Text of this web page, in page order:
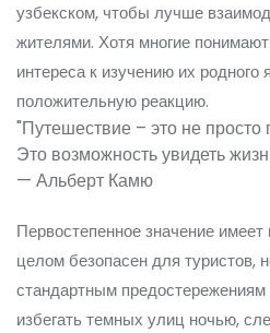
узбекском, чтобы лучше
жителями. Хотя многие
интереса к изучению их родного
положительную реакцию.
"Путешествие – это не
Это возможность увидеть
— Альберт Камю
Первостепенное значение имеет
целом безопасен для туристов,
стандартным предостережениям
избегать темных улиц ночью,